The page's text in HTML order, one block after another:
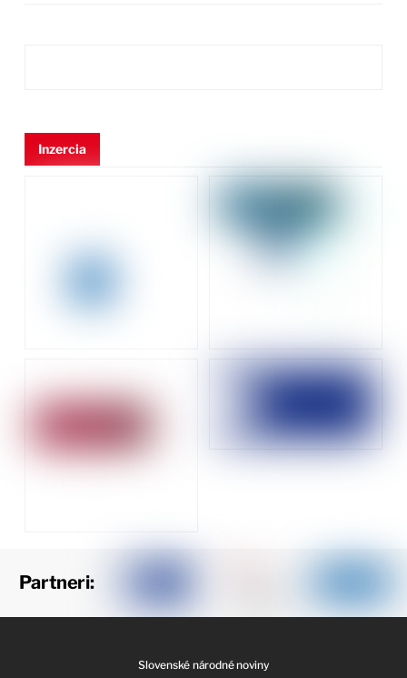
Inzercia
Partneri:
Slovenské národné noviny